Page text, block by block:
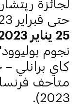
لجائزة
حتى فبراير 2023).
25 يناير 2023
نجوم
كاي برانلي
2023).